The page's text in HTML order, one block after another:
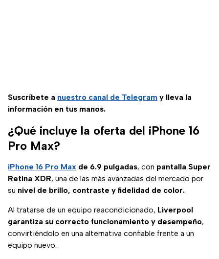
Suscríbete a nuestro canal de Telegram y lleva la
información en tus manos.
¿Qué incluye la oferta del iPhone 16
Pro Max?
iPhone 16 Pro Max de 6.9 pulgadas, con pantalla Super
Retina XDR, una de las más avanzadas del mercado por
su nivel de brillo, contraste y fidelidad de color.
Al tratarse de un equipo reacondicionado, Liverpool
garantiza su correcto funcionamiento y desempeño,
convirtiéndolo en una alternativa confiable frente a un
equipo nuevo.